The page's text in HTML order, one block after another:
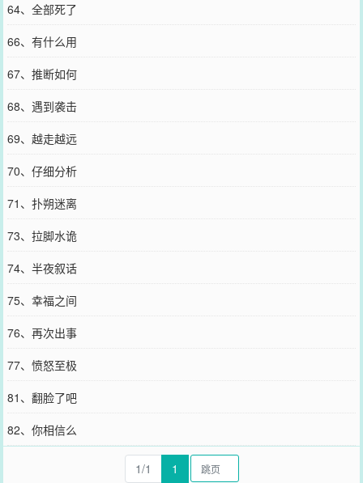
64、全部死了
66、有什么用
67、推断如何
68、遇到袭击
69、越走越远
70、仔细分析
71、扑朔迷离
73、拉脚水诡
74、半夜叙话
75、幸福之间
76、再次出事
77、愤怒至极
81、翻脸了吧
82、你相信么
1/1 1